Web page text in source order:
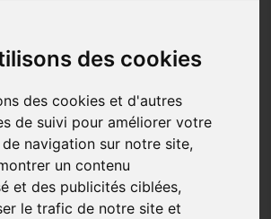
des cookies
des cookies et d'autres
de suivi pour améliorer votre
navigation sur notre site,
un contenu
et des publicités ciblées,
le trafic de notre site et
JIPSY MOUNTAIN
GREEN OXBOW
Prix
39,99 €